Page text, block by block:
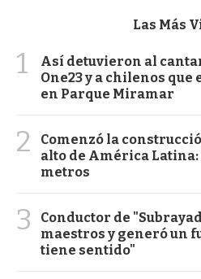
Las Más
1
Así detuvieron al
One23 y a chilenos
en Parque Miramar
2
Comenzó la
alto de América
metros
3
Conductor de
maestros y generó un
tiene sentido"